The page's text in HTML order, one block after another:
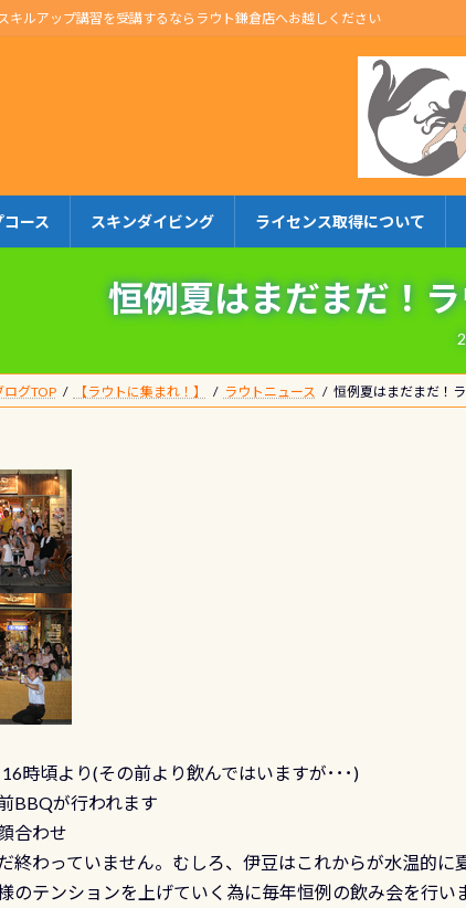
キルアップ講習を受講するならラウト鎌倉店へお越しください
コース スキンダイビング ライセンス取得について
恒例夏はまだまだ！
ログTOP 【ラウトに集まれ！】 ラウトニュース 恒例夏はまだまだ！
時頃より(その前より飲んではいますが･･･)
BBQが行われます
合わせ
終わっていません。むしろ、伊豆はこれからが水温的に
のテンションを上げていく為に毎年恒例の飲み会を行い